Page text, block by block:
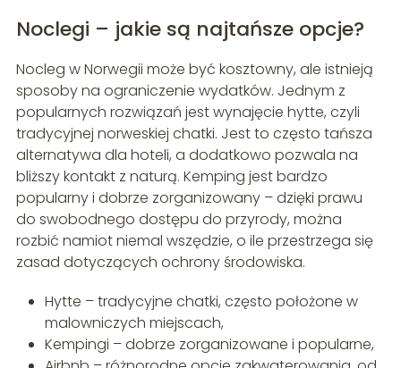
Noclegi – jakie są najtańsze opcje?
Nocleg w Norwegii może być kosztowny, ale istnieją
sposoby na ograniczenie wydatków. Jednym z
popularnych rozwiązań jest wynajęcie hytte, czyli
tradycyjnej norweskiej chatki. Jest to często tańsza
alternatywa dla hoteli, a dodatkowo pozwala na
bliższy kontakt z naturą. Kemping jest bardzo
popularny i dobrze zorganizowany – dzięki prawu
do swobodnego dostępu do przyrody, można
rozbić namiot niemal wszędzie, o ile przestrzega się
zasad dotyczących ochrony środowiska.
Hytte – tradycyjne chatki, często położone w
malowniczych miejscach,
Kempingi – dobrze zorganizowane i popularne,